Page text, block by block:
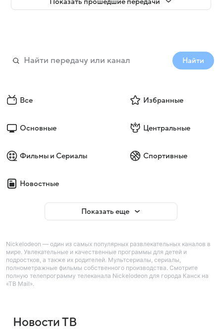
Найти
Все Избранные
Основные Центральные
Фильмы и Сериалы Спортивные
Новостные
Показать еще
Nickelodeon — один из самых популярных развлекательных каналов в
мире. Увлекательные и качественные программы для детей и
подростков, а также их родителей. Мультсериалы, сериалы,
полнометражные фильмы собственного производства. Смотрите
полную телепрограмму телеканала Nickelodeon для города Канск на
«ТВ Mail».
Новости ТВ